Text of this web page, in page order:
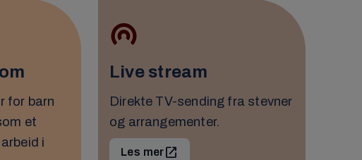
for barn
et
i
Live stream
Direkte TV-sending fra stevner
og arrangementer.
Les mer